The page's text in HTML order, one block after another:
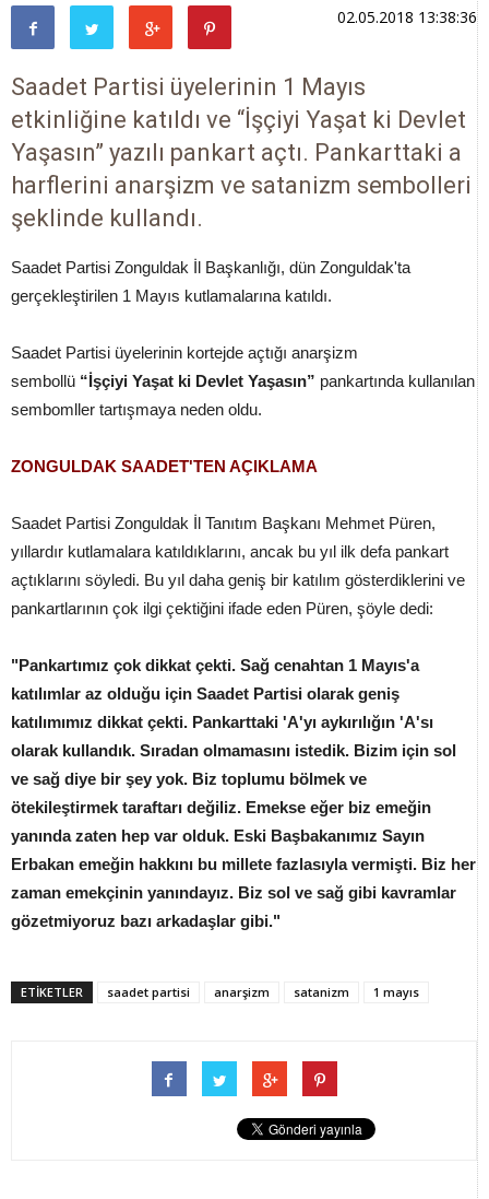
02.05.2018 13:38:36
Saadet Partisi üyelerinin 1 Mayıs
etkinliğine katıldı ve “İşçiyi Yaşat ki Devlet
Yaşasın” yazılı pankart açtı. Pankarttaki a
harflerini anarşizm ve satanizm sembolleri
şeklinde kullandı.
Saadet Partisi Zonguldak İl Başkanlığı, dün Zonguldak'ta
gerçekleştirilen 1 Mayıs kutlamalarına katıldı.
Saadet Partisi üyelerinin kortejde açtığı anarşizm
sembollü “İşçiyi Yaşat ki Devlet Yaşasın” pankartında kullanılan
sembomller tartışmaya neden oldu.
ZONGULDAK SAADET'TEN AÇIKLAMA
Saadet Partisi Zonguldak İl Tanıtım Başkanı Mehmet Püren,
yıllardır kutlamalara katıldıklarını, ancak bu yıl ilk defa pankart
açtıklarını söyledi. Bu yıl daha geniş bir katılım gösterdiklerini ve
pankartlarının çok ilgi çektiğini ifade eden Püren, şöyle dedi:
"Pankartımız çok dikkat çekti. Sağ cenahtan 1 Mayıs'a
katılımlar az olduğu için Saadet Partisi olarak geniş
katılımımız dikkat çekti. Pankarttaki 'A'yı aykırılığın 'A'sı
olarak kullandık. Sıradan olmamasını istedik. Bizim için sol
ve sağ diye bir şey yok. Biz toplumu bölmek ve
ötekileştirmek taraftarı değiliz. Emekse eğer biz emeğin
yanında zaten hep var olduk. Eski Başbakanımız Sayın
Erbakan emeğin hakkını bu millete fazlasıyla vermişti. Biz her
zaman emekçinin yanındayız. Biz sol ve sağ gibi kavramlar
gözetmiyoruz bazı arkadaşlar gibi."
ETİKETLER saadet partisi anarşizm satanizm 1 mayıs